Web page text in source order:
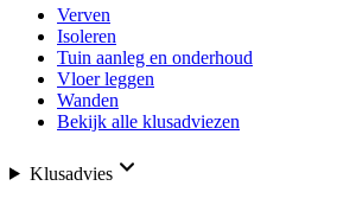
Verven
Isoleren
Tuin aanleg en onderhoud
Vloer leggen
Wanden
Bekijk alle klusadviezen
Klusadvies